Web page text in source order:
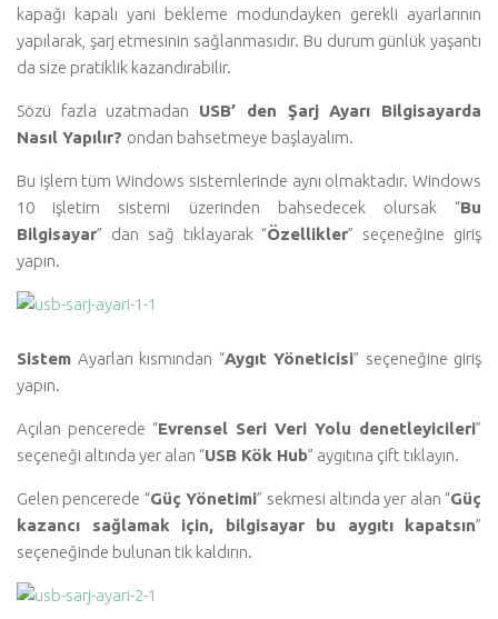
kapağı kapalı yani bekleme modundayken gerekli ayarlarının
yapılarak, şarj etmesinin sağlanmasıdır. Bu durum günlük yaşantı
da size pratiklik kazandırabilir.
Sözü fazla uzatmadan USB’ den Şarj Ayarı Bilgisayarda
Nasıl Yapılır? ondan bahsetmeye başlayalım.
Bu işlem tüm Windows sistemlerinde aynı olmaktadır. Windows
10 işletim sistemi üzerinden bahsedecek olursak “Bu
Bilgisayar” dan sağ tıklayarak “Özellikler” seçeneğine giriş
yapın.
Sistem Ayarları kısmından “Aygıt Yöneticisi” seçeneğine giriş
yapın.
Açılan pencerede “Evrensel Seri Veri Yolu denetleyicileri”
seçeneği altında yer alan “USB Kök Hub” aygıtına çift tıklayın.
Gelen pencerede “Güç Yönetimi” sekmesi altında yer alan “Güç
kazancı sağlamak için, bilgisayar bu aygıtı kapatsın”
seçeneğinde bulunan tik kaldırın.